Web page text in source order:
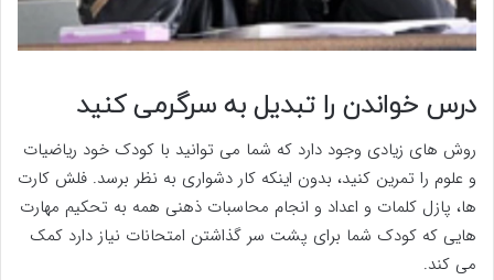
درس خواندن را تبدیل به سرگرمی کنید
روش های زیادی وجود دارد که شما می توانید با کودک خود ریاضیات
و علوم را تمرین کنید، بدون اینکه کار دشواری به نظر برسد. فلش کارت
ها، پازل کلمات و اعداد و انجام محاسبات ذهنی همه به تحکیم مهارت
هایی که کودک شما برای پشت سر گذاشتن امتحانات نیاز دارد کمک
می کند.